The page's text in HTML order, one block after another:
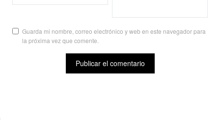
Guarda mi nombre, correo electrónico y web en este navegador para
la próxima vez que comente.